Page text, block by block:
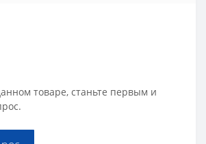
товаре, станьте первым и